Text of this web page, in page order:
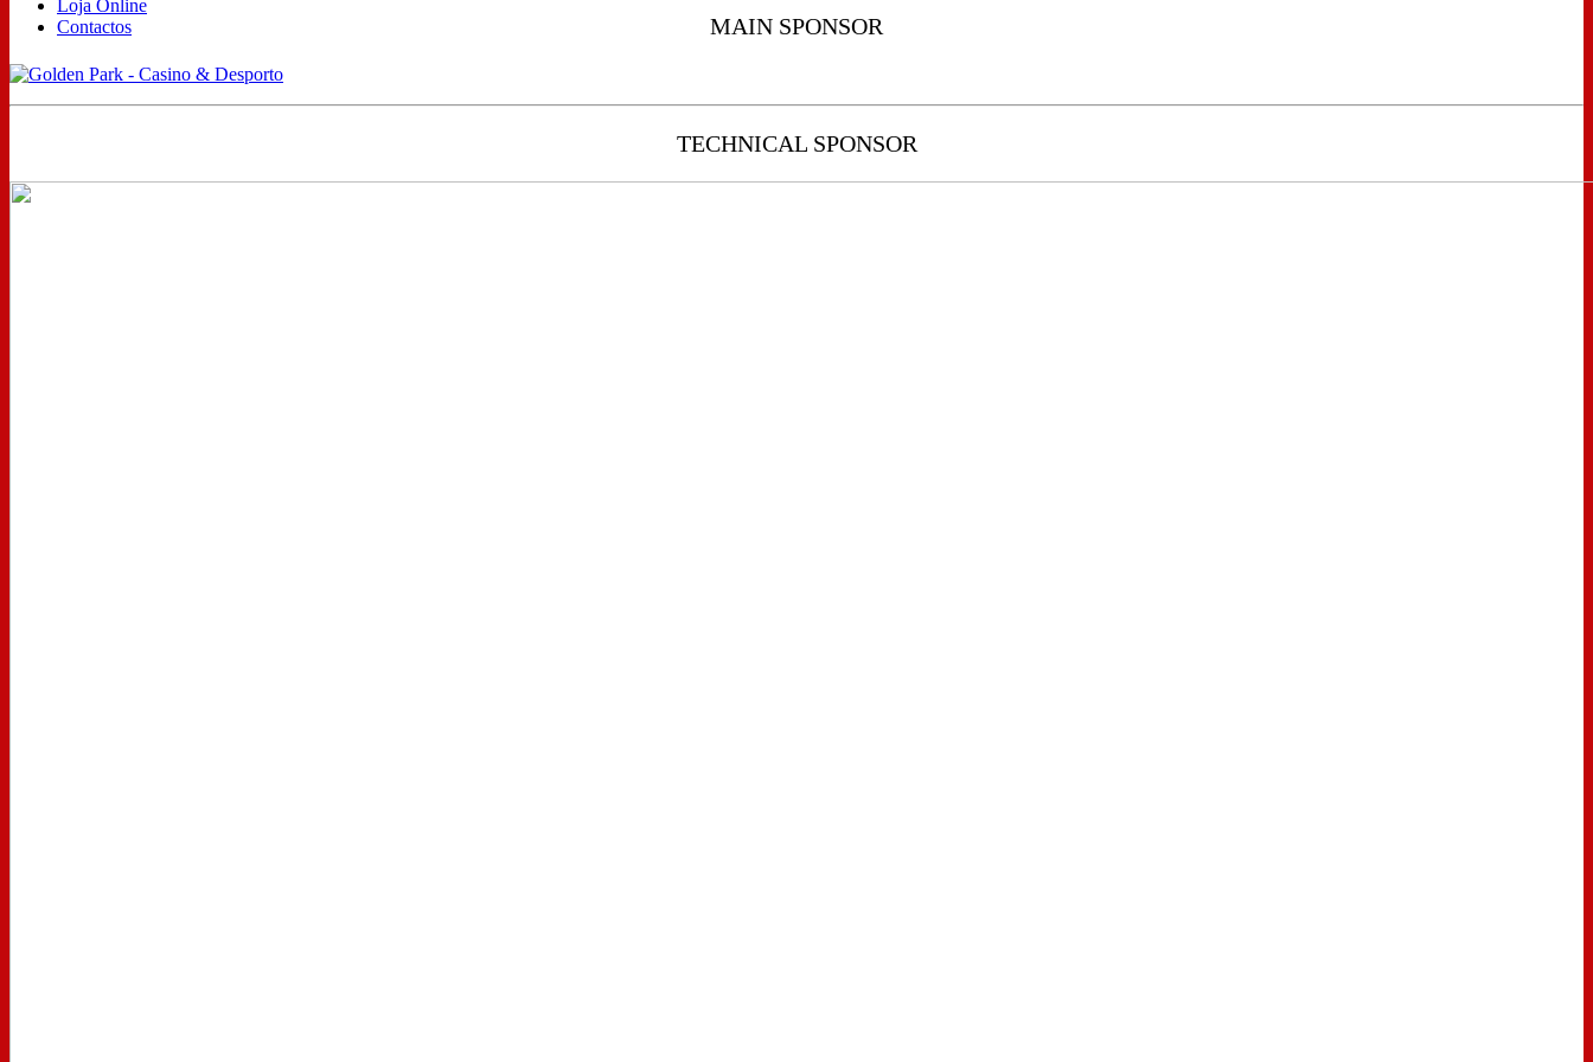
Loja Online
Contactos
MAIN SPONSOR
TECHNICAL SPONSOR